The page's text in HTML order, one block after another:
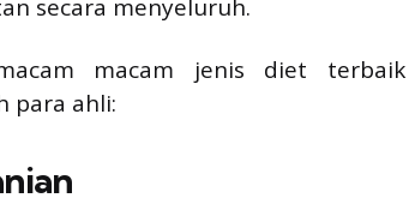
secara menyeluruh.
macam jenis diet
para ahli: